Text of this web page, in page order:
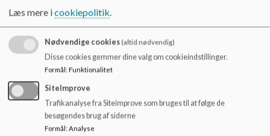
i
elementer på hjemmesiden, der ikke er tilgængelige.
finder webtilgængelighedserklæringen her.
Provstegårdskolen
Middelfartvej 180, 5200 Odense V
provstegaardskolen.buf@odense.dk
Læs mere icookiepolitik.
Nødvendige cookies(altid nødvendig)
Disse cookies gemmer dine valg om cookieindstillinger.
Formål: Funktionalitet
SiteImprove
Trafikanalyse fra Siteimprove som bruges til at følge de
besøgendes brug af siderne
Formål: Analyse